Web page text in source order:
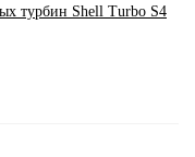
турбин Shell Turbo S4